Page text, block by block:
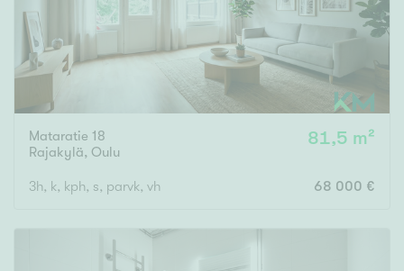
Ominaisuudet
Hissi
Järvi- tai merinäköala
Maalämpö
Oma ranta
Oma sauna
Senioriasunto
Mataratie 18
Rajakylä, Oulu
81,5 m²
3h, k, kph, s, parvk, vh 68 000 €